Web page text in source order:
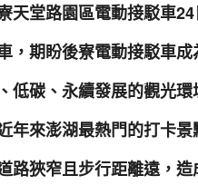
天堂路園區電動接駁車
，期盼後寮電動接駁車
低碳、永續發展的觀光環
年來澎湖最熱門的打卡
路狹窄且步行距離遠，